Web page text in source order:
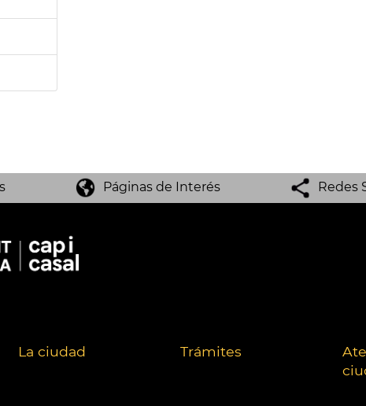
Páginas de Interés Redes
La ciudad Trámites